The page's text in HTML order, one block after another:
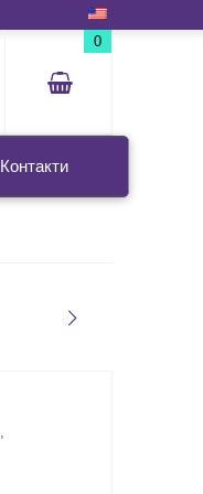
0
Контакти
,